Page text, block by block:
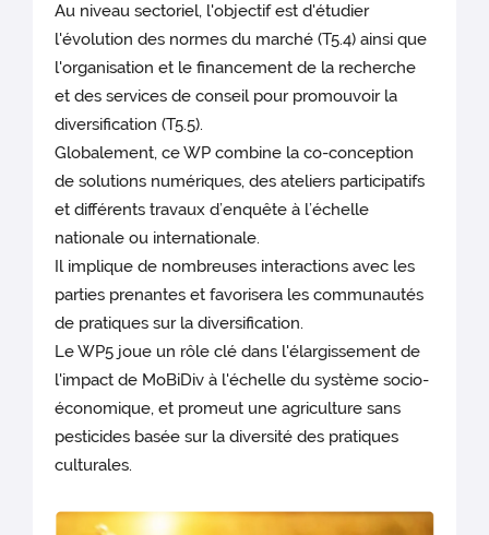
Au niveau sectoriel, l'objectif est d'étudier
l'évolution des normes du marché (T5.4) ainsi que
l'organisation et le financement de la recherche
et des services de conseil pour promouvoir la
diversification (T5.5).
Globalement, ce WP combine la co-conception
de solutions numériques, des ateliers participatifs
et différents travaux d’enquête à l’échelle
nationale ou internationale.
Il implique de nombreuses interactions avec les
parties prenantes et favorisera les communautés
de pratiques sur la diversification.
Le WP5 joue un rôle clé dans l'élargissement de
l'impact de MoBiDiv à l'échelle du système socio-
économique, et promeut une agriculture sans
pesticides basée sur la diversité des pratiques
culturales.